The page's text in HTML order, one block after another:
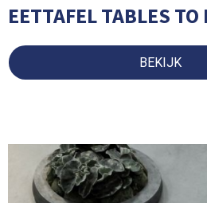
EETTAFEL TABLES TO
BEKIJK